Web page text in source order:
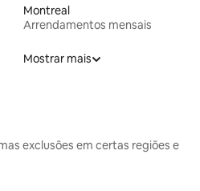
Montreal
Arrendamentos mensais
Mostrar mais
exclusões em certas regiões e